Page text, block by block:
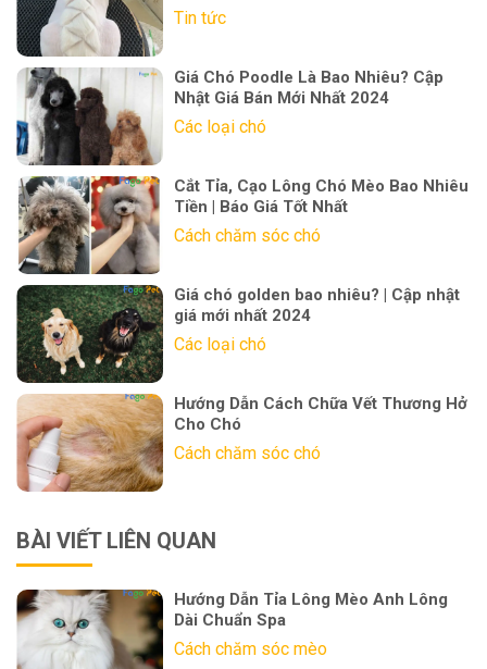
Tin tức
Giá Chó Poodle Là Bao Nhiêu? Cập
Nhật Giá Bán Mới Nhất 2024
Các loại chó
Cắt Tỉa, Cạo Lông Chó Mèo Bao Nhiêu
Tiền | Báo Giá Tốt Nhất
Cách chăm sóc chó
Giá chó golden bao nhiêu? | Cập nhật
giá mới nhất 2024
Các loại chó
Hướng Dẫn Cách Chữa Vết Thương Hở
Cho Chó
Cách chăm sóc chó
BÀI VIẾT LIÊN QUAN
Hướng Dẫn Tỉa Lông Mèo Anh Lông
Dài Chuẩn Spa
Cách chăm sóc mèo